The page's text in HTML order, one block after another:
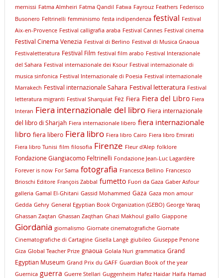
mernissi Fatma Almheiri Fatma Qandil Fatwa Fayrouz Feathers Federisco
Busonero Feltrinelli femminismo festa indipendenza festival Festival
Aix-en-Provence Festival calligrafia araba Festival Cannes Festival cinema
Festival Cinema Venezia Festival di Berlino Festival di Musica Gnaoua
Festivaletteratura Festival Film festival film arabo Festival Interazionale
del Sahara Festival internazionale dei Ksour Festival internazionale di
musica sinfonica Festival Internazionale di Poesia Festival internazionale
Marrakech Festival internazionale Sahara Festival letteratura Festival
letteratura migranti Festival Sharquiat Fez Fiera Fiera del Libro Fiera
Interan Fiera internazionale del libro Fiera internazionale
del libro di Sharjah Fiera internazionale libero fiera internazionale
libro fiera libero Fiera libro Fiera libro Cairo Fiera libro Emirati
Fiera libro Tunisi film filosofia Firenze Fleur d'Alep folklore
Fondazione Giangiacomo Feltrinelli Fondazione Jean-Luc Lagardère
Forever is now For Sama fotografia Francesca Bellino Francesco
Brioschi Editore François Zabbal fumetto Fuori da Gaza Gaber Asfour
galleria Gamal El-Ghitani Gassid Mohammed Gaza Gaza mon amour
Gedda Gehry General Egyptian Book Organization (GEBO) George Yaraq
Ghassan Zaqtan Ghassan Zaqthan Ghazi Makhoul giallo Giappone
Giordania giornalismo Giornate cinematografiche Giornate
Cinematografiche di Cartagine Gisella Langè giubileo Giuseppe Penone
Giza Global Teacher Prize gnaoua Golala Nuri grammatica Grand
Egyptian Museum Grand Prix du GAFF Guardian Book of the year
Guernica guerra Guerre Stellari Guggenheim Hafez Haidar Haifa Hamad